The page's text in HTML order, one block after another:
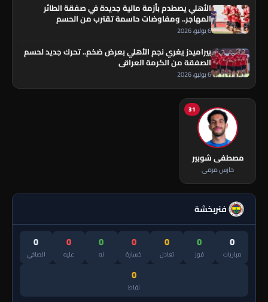
الأهلي يصطدم بأزمة مالية جديدة في صفقة الطائر
المهاجر.. ومفاوضات حاسمة تقترب من الحسم
6 يوليو، 2026
بيراميدز يغري نجم الأهلي بعرض ضخم.. تحرك جديد لحسم
الصفقة من الكرمة العراقي
6 يوليو، 2026
31
مصطفى شوبير
حارس مرمى
فنربخشة
0
مباريات
0
فوز
0
تعادل
0
خسارة
0
له
0
عليه
0
الصافي
0
نقاط